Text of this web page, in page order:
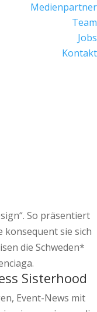
Medienpartner
Team
Jobs
Kontakt
So präsentiert
konsequent sie sich
die Schweden*
Sisterhood
Event-News mit